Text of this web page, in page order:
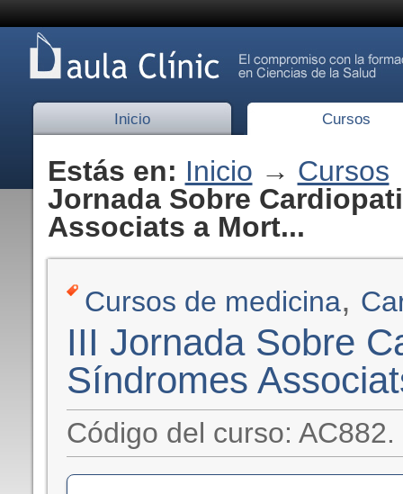
Inicio Cursos
Estás en: Inicio → Cursos
Jornada Sobre
Associats a Mort...
Cursos de medicina,
III Jornada Sobre
Síndromes
Código del curso: AC882.